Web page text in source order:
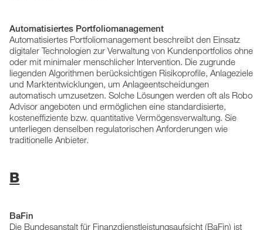
Automatisiertes Portfoliomanagement
Automatisiertes Portfoliomanagement beschreibt den Einsatz
digitaler Technologien zur Verwaltung von Kundenportfolios ohne
oder mit minimaler menschlicher Intervention. Die zugrunde
liegenden Algorithmen berücksichtigen Risikoprofile, Anlageziele
und Marktentwicklungen, um Anlageentscheidungen
automatisch umzusetzen. Solche Lösungen werden oft als Robo
Advisor angeboten und ermöglichen eine standardisierte,
kosteneffiziente bzw. quantitative Vermögensverwaltung. Sie
unterliegen denselben regulatorischen Anforderungen wie
traditionelle Anbieter.
B
BaFin
Die Bundesanstalt für Finanzdienstleistungsaufsicht (BaFin) ist